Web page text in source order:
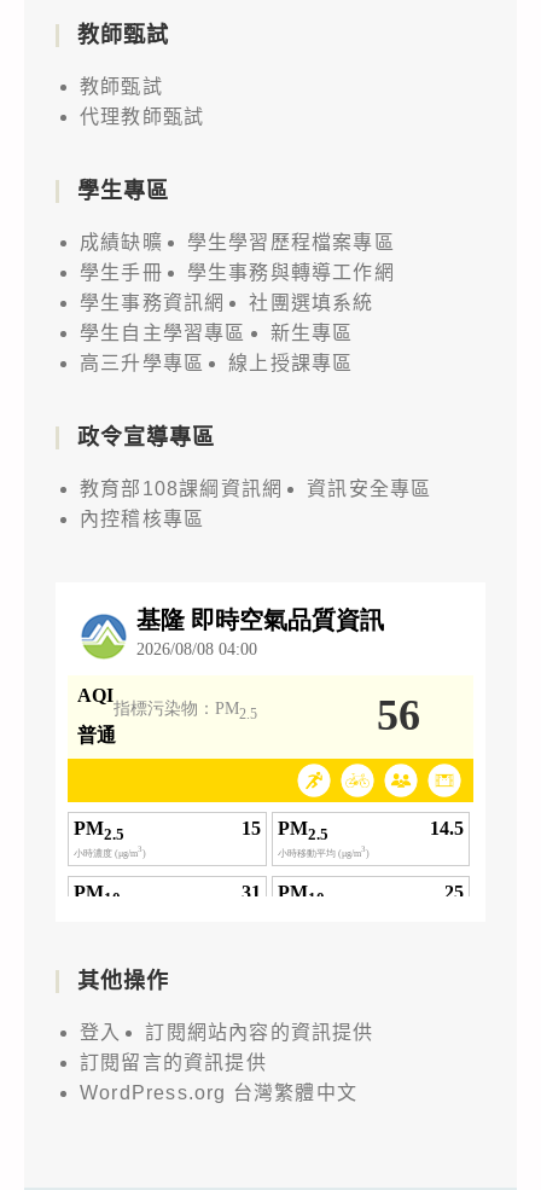
教師甄試
教師甄試
代理教師甄試
學生專區
成績缺曠
學生學習歷程檔案專區
學生手冊
學生事務與轉導工作網
學生事務資訊網
社團選填系統
學生自主學習專區
新生專區
高三升學專區
線上授課專區
政令宣導專區
教育部108課綱資訊網
資訊安全專區
內控稽核專區
其他操作
登入
訂閱網站內容的資訊提供
訂閱留言的資訊提供
WordPress.org 台灣繁體中文